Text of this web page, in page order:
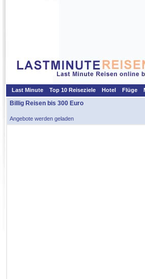
Last Minute Top 10 Reiseziele Hotel Flüge
Billig Reisen bis 300 Euro
Angebote werden geladen